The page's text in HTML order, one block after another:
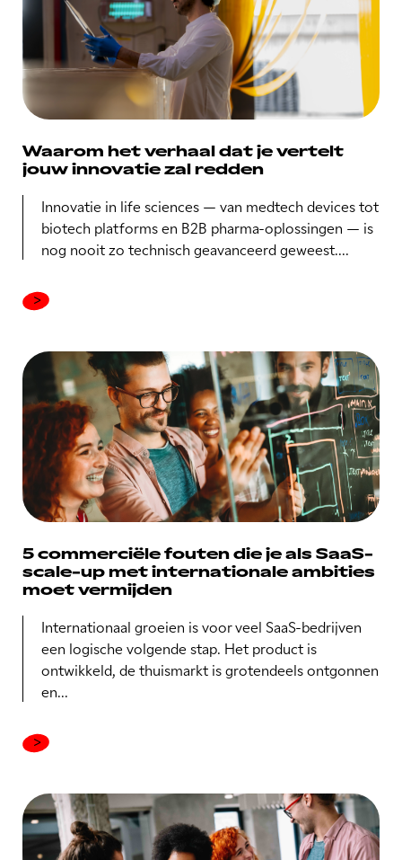
Waarom het verhaal dat je vertelt
jouw innovatie zal redden
Innovatie in life sciences — van medtech devices tot
biotech platforms en B2B pharma-oplossingen — is
nog nooit zo technisch geavanceerd geweest....
5 commerciële fouten die je als SaaS-
scale-up met internationale ambities
moet vermijden
Internationaal groeien is voor veel SaaS-bedrijven
een logische volgende stap. Het product is
ontwikkeld, de thuismarkt is grotendeels ontgonnen
en...